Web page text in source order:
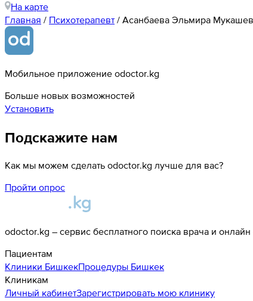
На карте
Главная / Психотерапевт / Асанбаева Эльмира
Мобильное приложение odoctor.kg
Больше новых возможностей
Установить
Подскажите нам
Как мы можем сделать odoctor.kg лучше для вас?
Пройти опрос
odoctor.kg – сервис бесплатного поиска врача и
Пациентам
Клиники БишкекПроцедуры Бишкек
Клиникам
Личный кабинетЗарегистрировать мою клинику